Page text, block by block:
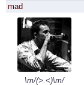
mad
\m/(>.<)\m/